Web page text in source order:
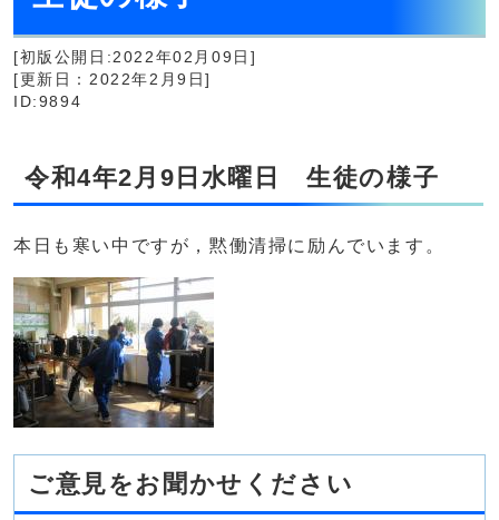
[初版公開日:2022年02月09日]
[更新日：2022年2月9日]
ID:9894
令和4年2月9日水曜日 生徒の様子
本日も寒い中ですが，黙働清掃に励んでいます。
ご意見をお聞かせください